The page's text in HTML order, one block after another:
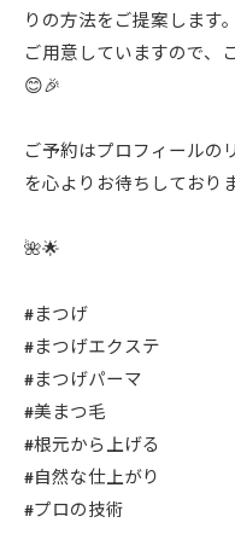
りの方法をご提案します
ご用意していますので、
😊🎉
ご予約はプロフィールの
を心よりお待ちしており
🌺🌟
#まつげ
#まつげエクステ
#まつげパーマ
#美まつ毛
#根元から上げる
#自然な仕上がり
#プロの技術